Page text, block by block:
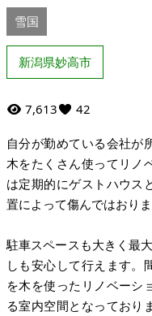
雪国
新潟県妙高市
7,613 42
自分が勤めている会社が
木をたくさん使ってリノ
は定期的にゲストハウス
置によって傷んではおりま
駐車スペースも大きく最
しも安心して行えます。
を木を使ったリノベーシ
る室内空間となっており